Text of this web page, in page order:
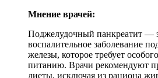
Мнение врачей:
Поджелудочный панкреатит —
воспалительное заболевание
железы, которое требует
питанию. Врачи рекомендуют
диеты, исключая из рациона